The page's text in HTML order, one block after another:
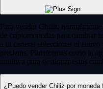
Para vender Chiliz,
de criptomonedas para cambiar
a tu cartera, seleccionar el
prefieras. Plataformas como la
intuitiva para gestionar estos
¿Puedo vender Chiliz por moneda